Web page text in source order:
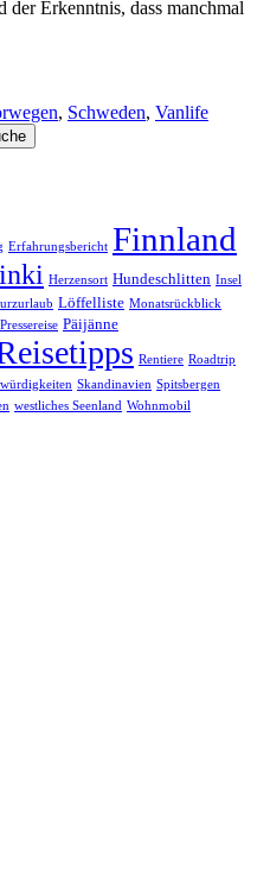
der Erkenntnis, dass manchmal
, Schweden, Vanlife
Erfahrungsbericht Finnland
Herzensort Hundeschlitten Insel
Löffelliste Monatsrückblick
Pressereise Päijänne
Rentiere Roadtrip
Skandinavien Spitsbergen
westliches Seenland Wohnmobil